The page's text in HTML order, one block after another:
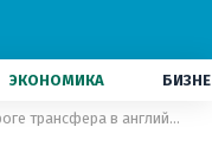
ЭКОНОМИКА
Лунин на пороге трансфера в английский гранд: украинец уже принял решение